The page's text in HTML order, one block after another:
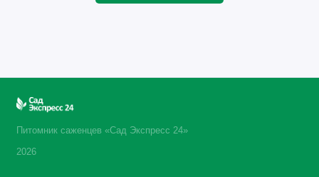
Питомник саженцев «Сад Экспресс 24»
2026